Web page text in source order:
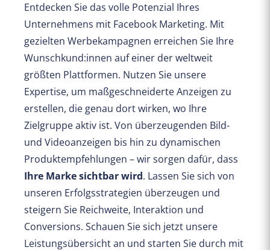
Entdecken Sie das volle Potenzial Ihres
Unternehmens mit Facebook Marketing. Mit
gezielten Werbekampagnen erreichen Sie Ihre
Wunschkund:innen auf einer der weltweit
größten Plattformen. Nutzen Sie unsere
Expertise, um maßgeschneiderte Anzeigen zu
erstellen, die genau dort wirken, wo Ihre
Zielgruppe aktiv ist. Von überzeugenden Bild-
und Videoanzeigen bis hin zu dynamischen
Produktempfehlungen – wir sorgen dafür, dass
Ihre Marke sichtbar wird. Lassen Sie sich von
unseren Erfolgsstrategien überzeugen und
steigern Sie Reichweite, Interaktion und
Conversions. Schauen Sie sich jetzt unsere
Leistungsübersicht an und starten Sie durch mit